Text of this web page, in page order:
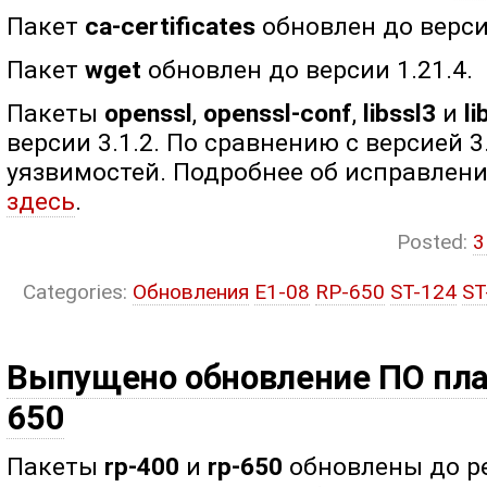
Пакет ca-certificates обновлен до
Пакетwget обновлен до версии 1.21.4.
Пакеты openssl, openssl-conf, libssl3 и
версии 3.1.2. По сравнению с версией
уязвимостей. Подробнее об
здесь.
Posted:
Categories: Обновления E1-08 RP-650 ST-124
Выпущено обновление ПО
650
Пакеты rp-400 и rp-650 обновлены до